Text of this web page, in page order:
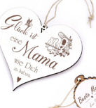
oder um einfach mal
werden in
entworfen und
Spezifikationen:
Set Material: HDF
x 12 x 0,5 cm Maße
inkl.